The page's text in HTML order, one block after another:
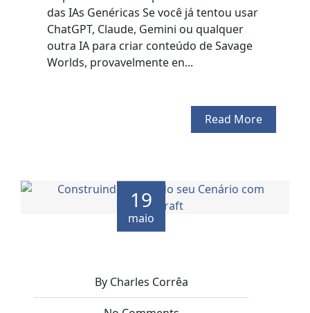
das IAs Genéricas Se você já tentou usar
ChatGPT, Claude, Gemini ou qualquer
outra IA para criar conteúdo de Savage
Worlds, provavelmente en...
Read More
19
maio
By Charles Corrêa